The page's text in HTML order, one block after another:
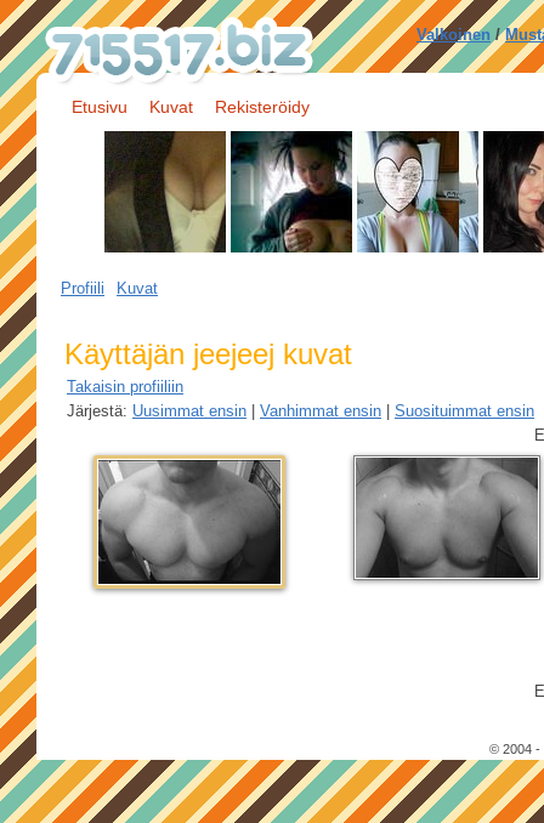
Valkoinen /
Etusivu Kuvat Rekisteröidy
Profiili Kuvat
Käyttäjän jeejeej kuvat
Takaisin profiiliin
Järjestä: Uusimmat ensin Vanhimmat ensin
Suosituimmat ensin
© 2004 -